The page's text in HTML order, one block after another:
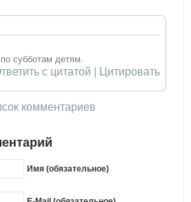
субботам детям.
с цитатой Цитировать
комментариев
Имя (обязательное)